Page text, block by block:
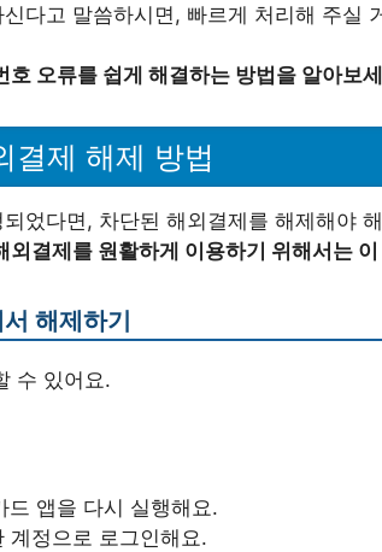
다고 말씀하시면, 빠르게 처리해 주실
호 오류를 쉽게 해결하는 방법을 알아보
결제 해제 방법
었다면, 차단된 해외결제를 해제해야
외결제를 원활하게 이용하기 위해서는
해제하기
수 있어요.
드 앱을 다시 실행해요.
계정으로 로그인해요.